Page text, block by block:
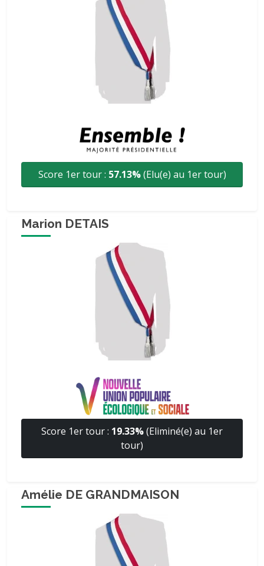
Score 1er tour : 57.13%(Elu(e) au 1er tour)
Marion DETAIS
Score 1er tour : 19.33%(Eliminé(e) au 1er
tour)
Amélie DE GRANDMAISON